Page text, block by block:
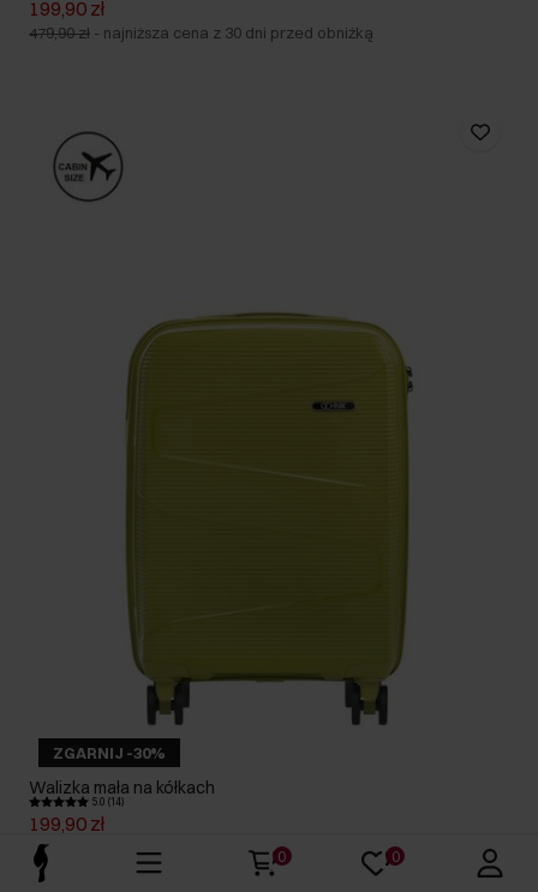
199,90 zł
479,90 zł - najniższa cena z 30 dni przed obniżką
ZGARNIJ -30%
Walizka mała na kółkach
5.0 (14)
199,90 zł
449,90 zł najniższa cena z 30 dni przed obniżką
0 0